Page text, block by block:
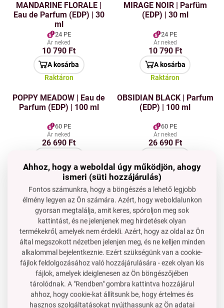
MANDARINE FLORALE |
Eau de Parfum (EDP) | 30
ml
24 PE
Ár neked
10 790 Ft
A kosárba
Raktáron
MIRAGE NOIR | Parfüm
(EDP) | 30 ml
24 PE
Ár neked
10 790 Ft
A kosárba
Raktáron
POPPY MEADOW | Eau de
Parfum (EDP) | 100 ml
60 PE
Ár neked
26 690 Ft
Raktáron
OBSIDIAN BLACK | Parfum
(EDP) | 100 ml
60 PE
Ár neked
26 690 Ft
Raktáron
MIDNIGHT CHERRY | Eau
de Parfum (EDP) | 30 ml
24 PE
Ár neked
10 790 Ft
A kosárba
Raktáron
HONORÉ | Parfüm (EDP) |
100 ml
60 PE
Ár neked
26 690 Ft
A kosárba
Raktáron
POPPY MEADOW | Eau de
Parfum (EDP) | 30 ml
PULPIDOO | Parfüm (EDP) |
30 ml
Ahhoz, hogy a weboldal úgy működjön, ahogy
ismeri (süti hozzájárulás)
Fontos számunkra, hogy a böngészés a lehető legjobb
élmény legyen az Ön számára. Azért, hogy weboldalunkon
gyorsan megtalálja, amit keres, spóroljon meg sok
kattintást, és ne jelenjenek meg hirdetések olyan
termékekről, amelyek nem érdekli. Azért, hogy az oldal az Ön
által megszokott nézetben jelenjen meg, és ne kelljen minden
alkalommal bejelentkeznie. Ezért szükségünk van a cookie-
fájlok feldolgozásához való hozzájárulására - ezek olyan kis
fájlok, amelyek ideiglenesen az Ön böngészőjében
tárolódnak. A "Rendben" gombra kattintva hozzájárul
ahhoz, hogy cookie-kat állítsunk be, hogy értelmes és
hasznos szolgáltatásokat nyújthassunk az Ön adatai